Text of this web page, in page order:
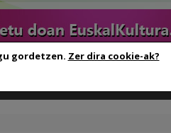
gordetzen. Zer dira cookie-ak?